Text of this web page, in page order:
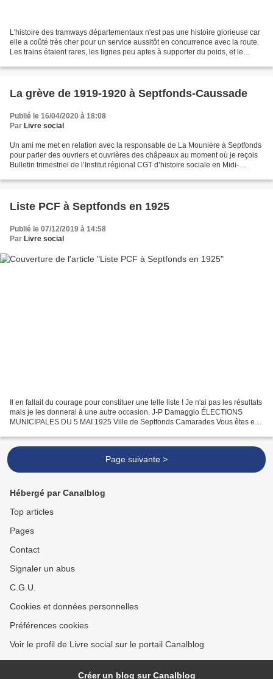
L'histoire des tramways départementaux n'est pas une histoire glorieuse car
elle a coûté très cher pour un service aussitôt en concurrence avec la route.
Les trains étaient rares, les lignes peu aptes à supporter du poids, et le
La grève de 1919-1920 à Septfonds-Caussade
Publié le 16/04/2020 à 18:08
Par Livre social
Un ami me met en relation avec la responsable de La Mounière à Septfonds
pour parler des ouvriers et ouvrières des châpeaux au moment où je reçois
Bulletin trimestriel de l’Institut régional CGT d’histoire sociale en Midi-
Liste PCF à Septfonds en 1925
Publié le 07/12/2019 à 14:58
Par Livre social
Il en fallait du courage pour constituer une telle liste ! Je n'ai pas les résultats
mais je les donnerai à une autre occasion. J-P Damaggio ÉLECTIONS
MUNICIPALES DU 5 MAI 1925 Ville de Septfonds Camarades Vous êtes en
Page suivante >
Hébergé par Canalblog
Top articles
Pages
Contact
Signaler un abus
C.G.U.
Cookies et données personnelles
Préférences cookies
Voir le profil de Livre social sur le portail Canalblog
Créer un blog sur Canalblog